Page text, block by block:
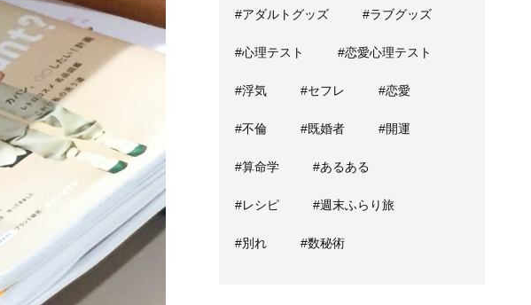
#アダルトグッズ #ラブグッズ
#心理テスト #恋愛心理テスト
#浮気 #セフレ #恋愛
#不倫 #既婚者 #開運
#算命学 #あるある
#レシピ #週末ふらり旅
#別れ #数秘術